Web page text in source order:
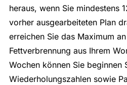
heraus, wenn Sie mindestens
vorher ausgearbeiteten Plan
erreichen Sie das Maximum
Fettverbrennung aus Ihrem
Wochen können Sie beginnen
Wiederholungszahlen sowie